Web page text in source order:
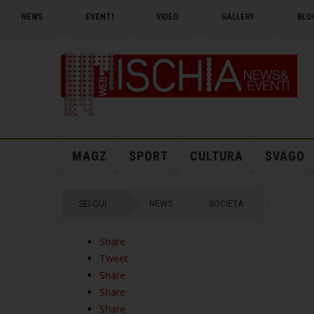
NEWS EVENTI VIDEO GALLERY
MAGZ SPORT CULTURA SVAGO
SEI QUI: NEWS SOCIETÀ
Share
Tweet
Share
Share
Share